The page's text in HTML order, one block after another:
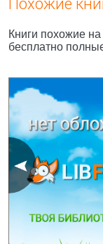
Похожие
Книги похожие
бесплатно